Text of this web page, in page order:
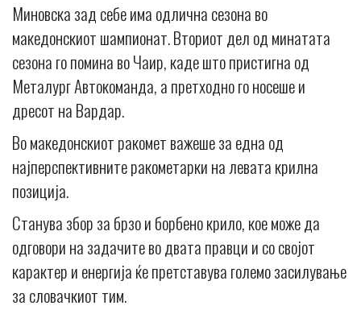
Миновска зад себе има одлична сезона во
македонскиот шампионат. Вториот дел од минатата
сезона го помина во Чаир, каде што пристигна од
Металург Автокоманда, а претходно го носеше и
дресот на Вардар.
Во македонскиот ракомет важеше за една од
најперспективните ракометарки на левата крилна
позиција.
Станува збор за брзо и борбено крило, кое може да
одговори на задачите во двата правци и со својот
карактер и енергија ќе претставува големо засилување
за словачкиот тим.